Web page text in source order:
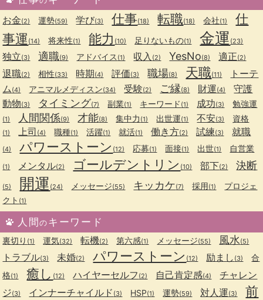
お金(2) 運勢(59) 学び(3) 仕事(18) 転職(18) 会社(1)
仕
事運 (14) 将来性(1) 能力 (10) 足りないもの(1) 金運 (23)
独立(3) 適職(9) アドバイス (1) 収入 (2) YesNo(8) 適正(2)
退職(2) 相性(33) 時期(4) 評価(3) 職場(8) 天職(11)
トーテ
ム(4) アニマルメディスン(34) 受験(2) ご縁(8) 財運(4)
守護
動物(3) タイミング(7) 副業(1) キーワード (1) 成功(3) 勉強運
(1) 人間関係(9) 才能(8) 集中力 (1) 出世運(1) 不安(3) 資格
(1) 上司 (4) 職種(1) 活躍(1) 就活(1) 働き方(2) 試練(3) 就職
(4) パワーストーン (12) 応募(1) 面接(1) 出世(1) 自営業
(1) メンタル(2) ゴールデントリン (10) 部下(2) 決断
(5) 開運 (24) メッセージ(55) キッカケ(7) 採用(1)
プロジェ
クト (1)
人間のキーワード
裏切り (1) 運気(32) 転機(2) 第六感(1) メッセージ(55) 風水(5)
トラブル(3) 未婚(2) パワーストーン (12) 励まし (3)
合
格(1) 癒し (12) ハイヤーセルフ (2) 自己肯定感(4)
チャレン
ジ(3) インナーチャイルド (3) HSP(1) 運勢(59) 対人運(3)
前